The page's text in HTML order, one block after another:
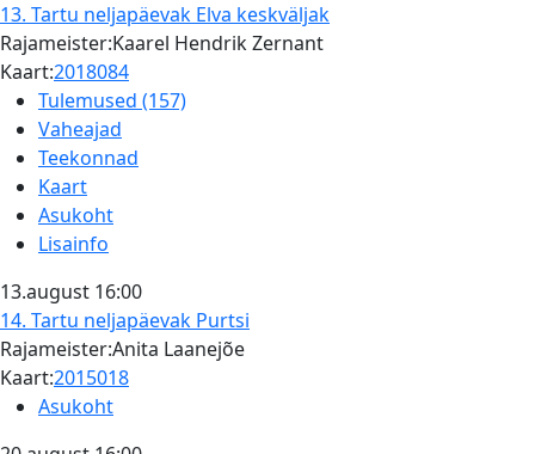
13. Tartu neljapäevak Elva keskväljak
Rajameister:Kaarel Hendrik Zernant
Kaart:2018084
Tulemused (157)
Vaheajad
Teekonnad
Kaart
Asukoht
Lisainfo
13.august 16:00
14. Tartu neljapäevak Purtsi
Rajameister:Anita Laanejõe
Kaart:2015018
Asukoht